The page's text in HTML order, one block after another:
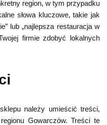
region, w tym przypadku
słowa kluczowe, takie jak
lub „najlepsza restauracja w
firmie zdobyć lokalnych
należy umieścić treści,
Gowarczów. Treści te